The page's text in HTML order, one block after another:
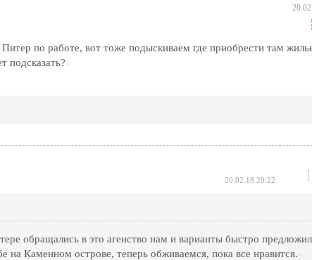
по работе, вот тоже подыскиваем где приобрести там
подсказать?
20.02.18 20:22
обращались в это агенство нам и варианты быстро
Каменном острове, теперь обживаемся, пока все нравится.